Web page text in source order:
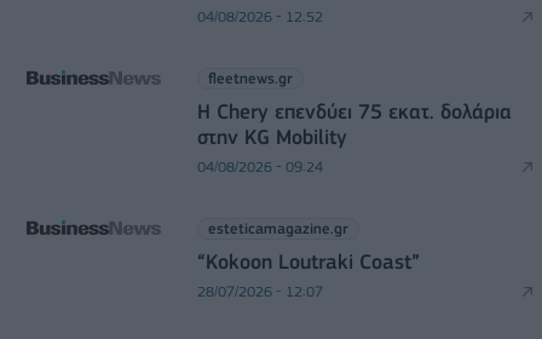
04/08/2026 - 12:52
fleetnews.gr
Η Chery επενδύει 75 εκατ. δολάρια
στην KG Mobility
04/08/2026 - 09:24
esteticamagazine.gr
“Kokoon Loutraki Coast”
28/07/2026 - 12:07